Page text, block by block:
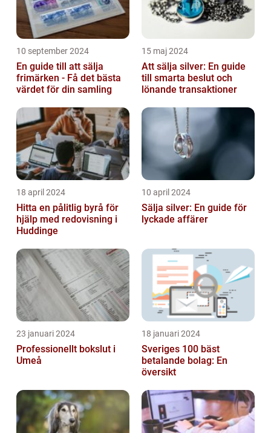
10 september 2024
En guide till att sälja
frimärken - Få det bästa
värdet för din samling
15 maj 2024
Att sälja silver: En guide
till smarta beslut och
lönande transaktioner
18 april 2024
Hitta en pålitlig byrå för
hjälp med redovisning i
Huddinge
10 april 2024
Sälja silver: En guide för
lyckade affärer
23 januari 2024
Professionellt bokslut i
Umeå
18 januari 2024
Sveriges 100 bäst
betalande bolag: En
översikt